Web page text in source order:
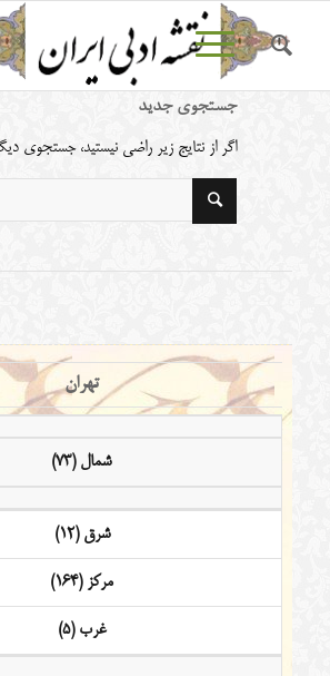
جستجوی جدید
اگر از نتایج زیر راضی نیستید، جستجوی
تهران
شمال (73)
شرق (12)
مرکز (164)
غرب (5)